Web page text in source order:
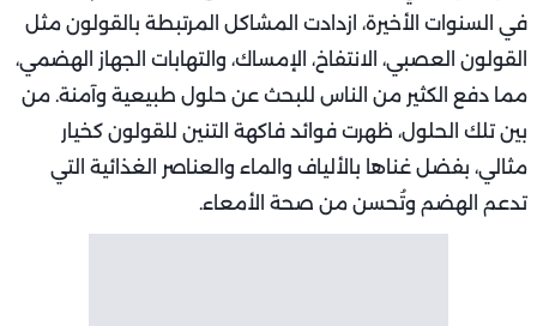
في السنوات الأخيرة، ازدادت المشاكل المرتبطة بالقولون مثل
القولون العصبي، الانتفاخ، الإمساك، والتهابات الجهاز الهضمي،
مما دفع الكثير من الناس للبحث عن حلول طبيعية وآمنة. من
بين تلك الحلول، ظهرت فوائد فاكهة التنين للقولون كخيار
مثالي، بفضل غناها بالألياف والماء والعناصر الغذائية التي
تدعم الهضم وتُحسن من صحة الأمعاء.